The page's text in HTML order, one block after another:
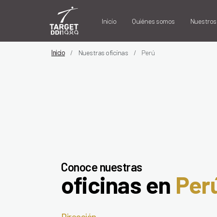
Inicio Quiénes somos
Inicio Nuestras oficinas Perú
Conoce nuestras
oficinas en